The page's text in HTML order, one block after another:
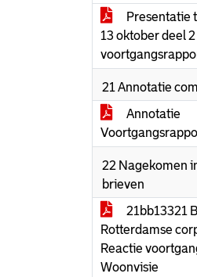
Presentatie
13 oktober deel 2
21 Annotatie
Annotatie
22 Nagekomen
brieven
21bb13321
Rotterdamse
Reactie
Woonvisie